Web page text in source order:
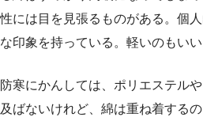
性には目を見張るものがある。個
な印象を持っている。軽いのもいい
防寒にかんしては、ポリエステル
及ばないけれど、綿は重ね着するの